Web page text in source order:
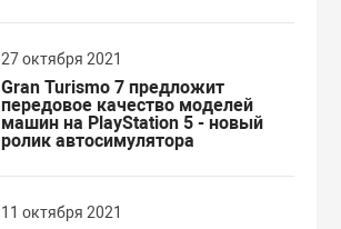
27 октября 2021
Gran Turismo 7 предложит
передовое качество моделей
машин на PlayStation 5 - новый
ролик автосимулятора
11 октября 2021